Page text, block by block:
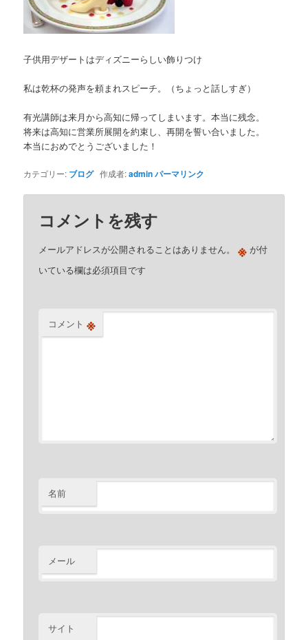
子供用デザートはディズニーらしい飾りつけ
私は乾杯の発声を頼まれスピーチ。（ちょっと話しすぎ）
有光講師は来月から高知に帰ってしまいます。本当に残念。
将来は高知に営業所展開を約束し、再開を誓い合いました。
本当におめでとうございました！
カテゴリー: ブログ作成者:adminパーマリンク
コメントを残す
メールアドレスが公開されることはありません。 ※ が付
いている欄は必須項目です
コメント ※
名前
メール
サイト